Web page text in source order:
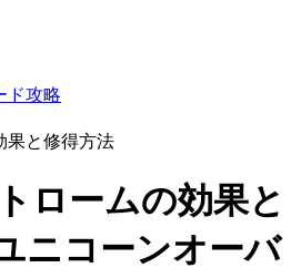
ド攻略
果と修得方法
ロームの効果と
ニコーンオーバ